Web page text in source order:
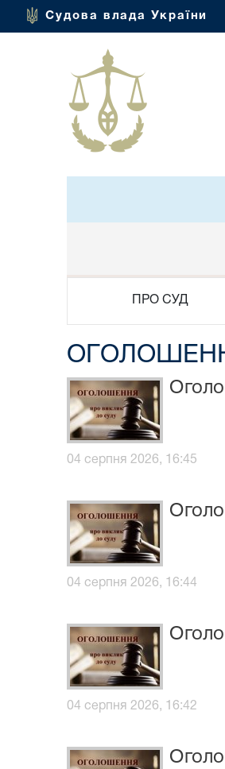
Судова влада України
ПРО СУД
04 серпня 2026, 16:45
04 серпня 2026, 16:44
04 серпня 2026, 16:42